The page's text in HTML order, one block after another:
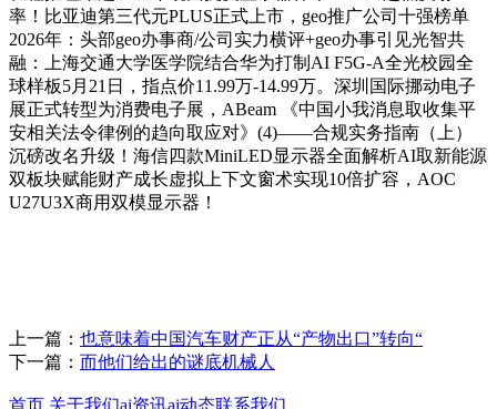
率！比亚迪第三代元PLUS正式上市，geo推广公司十强榜单
2026年：头部geo办事商/公司实力横评+geo办事引见光智共
融：上海交通大学医学院结合华为打制AI F5G-A全光校园全
球样板5月21日，指点价11.99万-14.99万。深圳国际挪动电子
展正式转型为消费电子展，ABeam 《中国小我消息取收集平
安相关法令律例的趋向取应对》(4)——合规实务指南（上）
沉磅改名升级！海信四款MiniLED显示器全面解析AI取新能源
双板块赋能财产成长虚拟上下文窗术实现10倍扩容，AOC
U27U3X商用双模显示器！
上一篇： 也意味着中国汽车财产正从“产物出口”转向“
下一篇： 而他们给出的谜底机械人
首页 关于我们ai资讯ai动态联系我们